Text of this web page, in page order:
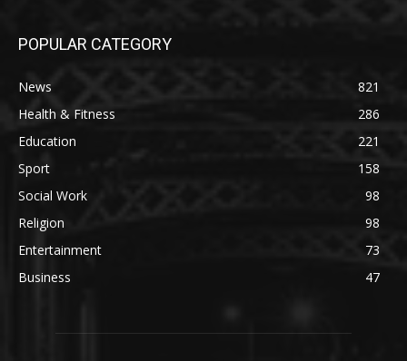
POPULAR CATEGORY
News
821
Health & Fitness
286
Education
221
Sport
158
Social Work
98
Religion
98
Entertainment
73
Business
47